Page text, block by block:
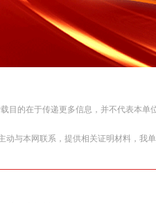
目的在于传递更多信息，并不代表本单
与本网联系，提供相关证明材料，我单